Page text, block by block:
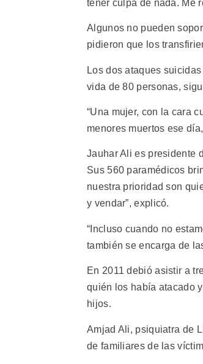
tener culpa de nada. Me
Algunos no pueden
pidieron que los
Los dos ataques
vida de 80 personas,
“Una mujer, con la cara
menores muertos ese
Jauhar Ali es presidente
Sus 560 paramédicos
nuestra prioridad son
y vendar”, explicó.
“Incluso cuando no
también se encarga de
En 2011 debió asistir a
quién los había atacado
hijos.
Amjad Ali, psiquiatra de
de familiares de las